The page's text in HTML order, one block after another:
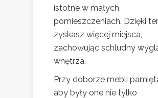
istotne w małych
pomieszczeniach. Dzięki
zyskasz więcej miejsca,
zachowując schludny
wnętrza.
Przy doborze mebli
aby były one nie tylko